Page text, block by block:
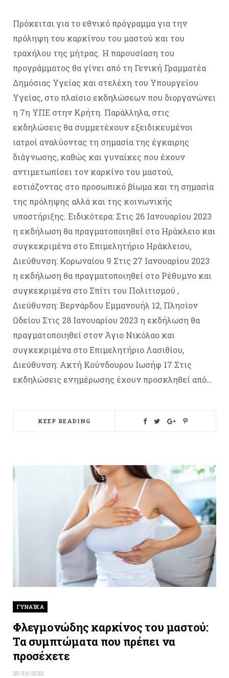
Πρόκειται για το εθνικό πρόγραμμα για την
πρόληψη του καρκίνου του μαστού και του
τραχήλου της μήτρας. Η παρουσίαση του
προγράμματος θα γίνει από τη Γενική Γραμματέα
Δημόσιας Υγείας και στελέχη του Υπουργείου
Υγείας, στο πλαίσιο εκδηλώσεων που διοργανώνει
η 7η ΥΠΕ στην Κρήτη. Παράλληλα, στις
εκδηλώσεις θα συμμετέχουν εξειδικευμένοι
ιατροί αναλύοντας τη σημασία της έγκαιρης
διάγνωσης, καθώς και γυναίκες που έχουν
αντιμετωπίσει τον καρκίνο του μαστού,
εστιάζοντας στο προσωπικό βίωμα και τη σημασία
της πρόληψης αλλά και της κοινωνικής
υποστήριξης. Ειδικότερα: Στις 26 Ιανουαρίου 2023
η εκδήλωση θα πραγματοποιηθεί στο Ηράκλειο και
συγκεκριμένα στο Επιμελητήριο Ηράκλειου,
Διεύθυνση: Κορωναίου 9 Στις 27 Ιανουαρίου 2023
η εκδήλωση θα πραγματοποιηθεί στο Ρέθυμνο και
συγκεκριμένα στο Σπίτι του Πολιτισμού ,
Διεύθυνση: Βερνάρδου Εμμανουήλ 12, Πλησίον
Ωδείου Στις 28 Ιανουαρίου 2023 η εκδήλωση θα
πραγματοποιηθεί στον Άγιο Νικόλαο και
συγκεκριμένα στο Επιμελητήριο Λασιθίου,
Διεύθυνση: Ακτή Κούνδουρου Ιωσήφ 17 Στις
εκδηλώσεις ενημέρωσης έχουν προσκληθεί από…
KEEP READING
ΓΥΝΑΊΚΑ
Φλεγμονώδης καρκίνος του μαστού:
Τα συμπτώματα που πρέπει να
προσέχετε
20/10/2022